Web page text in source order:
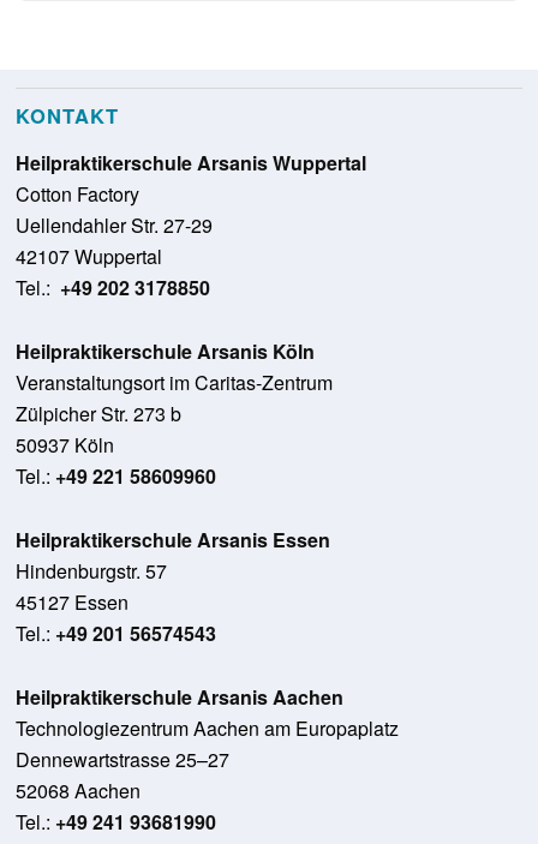
KONTAKT
Heilpraktikerschule Arsanis Wuppertal
Cotton Factory
Uellendahler Str. 27-29
42107 Wuppertal
Tel.: +49 202 3178850
Heilpraktikerschule Arsanis Köln
Veranstaltungsort im Caritas-Zentrum
Zülpicher Str. 273 b
50937 Köln
Tel.: +49 221 58609960
Heilpraktikerschule Arsanis Essen
Hindenburgstr. 57
45127 Essen
Tel.: +49 201 56574543
Heilpraktikerschule Arsanis Aachen
Technologiezentrum Aachen am Europaplatz
Dennewartstrasse 25–27
52068 Aachen
Tel.: +49 241 93681990